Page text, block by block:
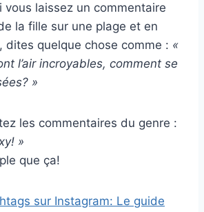
vous laissez un commentaire
la fille sur une plage et en
dites quelque chose comme : «
l’air incroyables, comment se
»
les commentaires du genre :
»
que ça!
sur Instagram: Le guide